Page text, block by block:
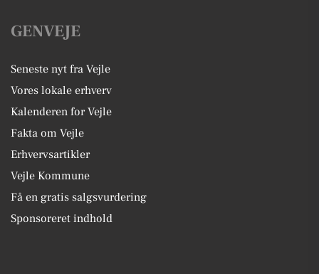
GENVEJE
Seneste nyt fra Vejle
Vores lokale erhverv
Kalenderen for Vejle
Fakta om Vejle
Erhvervsartikler
Vejle Kommune
Få en gratis salgsvurdering
Sponsoreret indhold